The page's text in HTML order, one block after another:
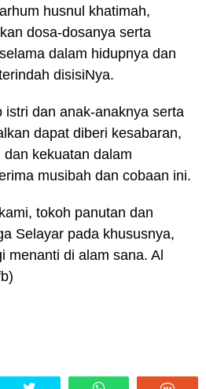
husnul khatimah,
dosa-dosanya serta
dalam hidupnya dan
disisiNya.
istri dan anak-anaknya serta
dapat diberi kesabaran,
kekuatan dalam
musibah dan cobaan ini.
tokoh panutan dan
Selayar pada khususnya,
menanti di alam sana. Al